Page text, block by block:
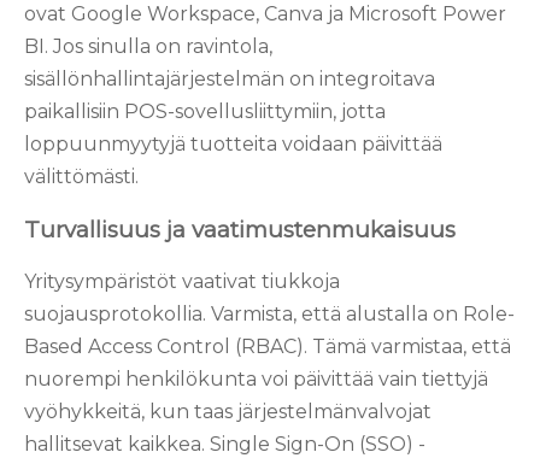
ovat Google Workspace, Canva ja Microsoft Power
BI. Jos sinulla on ravintola,
sisällönhallintajärjestelmän on integroitava
paikallisiin POS-sovellusliittymiin, jotta
loppuunmyytyjä tuotteita voidaan päivittää
välittömästi.
Turvallisuus ja vaatimustenmukaisuus
Yritysympäristöt vaativat tiukkoja
suojausprotokollia. Varmista, että alustalla on Role-
Based Access Control (RBAC). Tämä varmistaa, että
nuorempi henkilökunta voi päivittää vain tiettyjä
vyöhykkeitä, kun taas järjestelmänvalvojat
hallitsevat kaikkea. Single Sign-On (SSO) -